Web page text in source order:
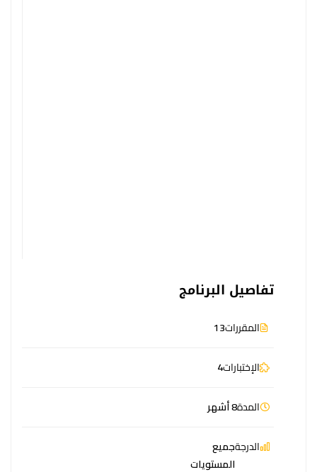
تفاصيل البرنامج
المقررات13
الإختبارات4
المدة8 أشهر
الدرجةجميع
المستويات